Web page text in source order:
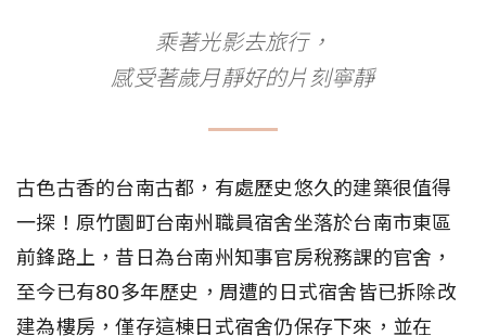
乘著光影去旅行，
感受著歲月靜好的片刻寧靜
古色古香的台南古都，有處歷史悠久的建築很值得
一探！原竹園町台南州職員宿舍坐落於台南市東區
前鋒路上，昔日為台南州知事官房稅務課的官舍，
至今已有80多年歷史，周遭的日式宿舍皆已拆除改
建為樓房，僅存這棟日式宿舍仍保存下來，並在